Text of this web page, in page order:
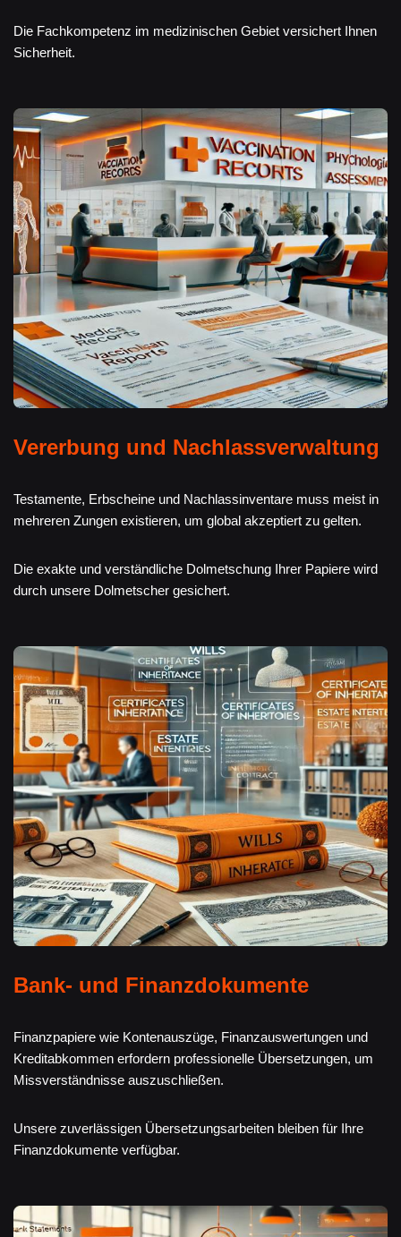
Die Fachkompetenz im medizinischen Gebiet versichert Ihnen
Sicherheit.
Vererbung und Nachlassverwaltung
Testamente, Erbscheine und Nachlassinventare muss meist in
mehreren Zungen existieren, um global akzeptiert zu gelten.
Die exakte und verständliche Dolmetschung Ihrer Papiere wird
durch unsere Dolmetscher gesichert.
Bank- und Finanzdokumente
Finanzpapiere wie Kontenauszüge, Finanzauswertungen und
Kreditabkommen erfordern professionelle Übersetzungen, um
Missverständnisse auszuschließen.
Unsere zuverlässigen Übersetzungsarbeiten bleiben für Ihre
Finanzdokumente verfügbar.